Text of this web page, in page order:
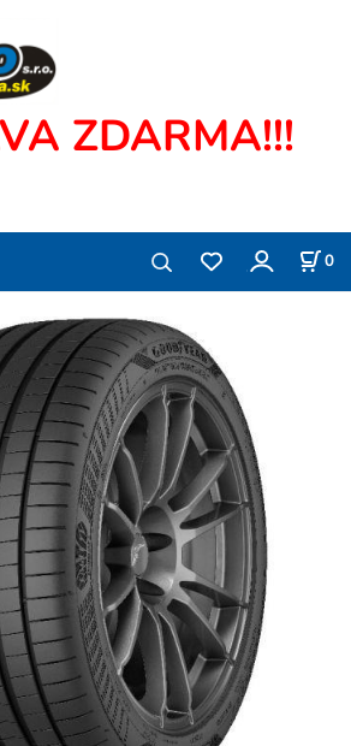
ZDARMA!!!
0